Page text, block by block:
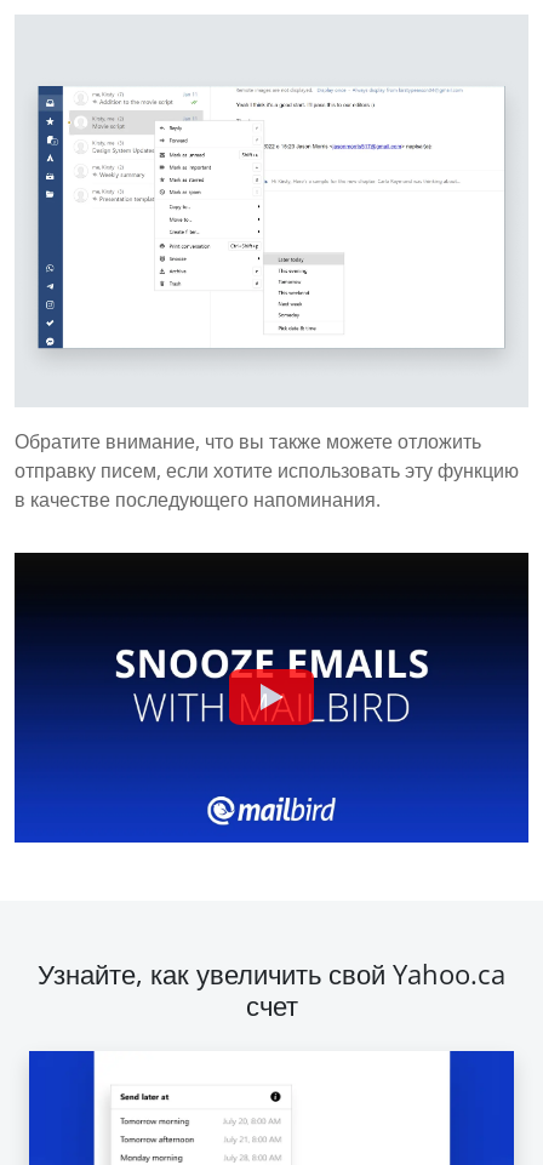
Обратите внимание, что вы также можете отложить
отправку писем, если хотите использовать эту функцию
в качестве последующего напоминания.
Узнайте, как увеличить свой Yahoo.ca
счет